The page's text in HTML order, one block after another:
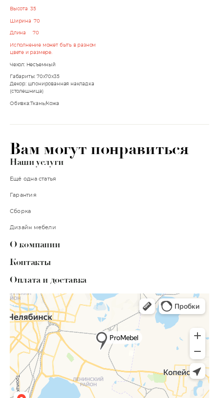
Высота 35
Ширина 70
Длина 70
Исполнение может быть в разном
цвете и размере.
Чехол: Несъемный
Габариты: 70x70x35
Декор: шпонированная накладка
(столешница)
Обивка:Ткань/Кожа
Вам могут понравиться
Наши услуги
Ещё одна статья
Гарантия
Сборка
Дизайн мебели
О компании
Контакты
Оплата и доставка